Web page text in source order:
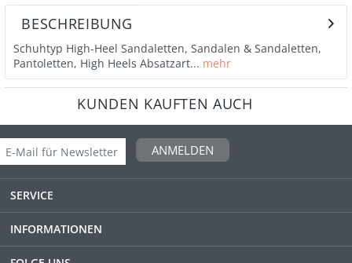
BESCHREIBUNG
Schuhtyp High-Heel Sandaletten, Sandalen & Sandaletten,
Pantoletten, High Heels Absatzart... mehr
KUNDEN KAUFTEN AUCH
ANMELDEN
SERVICE
INFORMATIONEN